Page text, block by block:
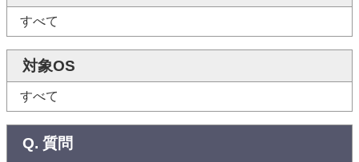
すべて
対象OS
すべて
Q. 質問